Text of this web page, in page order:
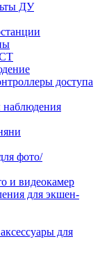
ДУ
доступа
наблюдения
фото/
и видеокамер
для экшен-
для